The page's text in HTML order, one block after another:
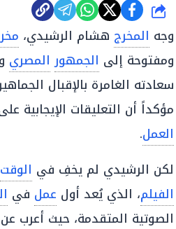
شارك
وجه المخرج هشام الرشيدي،
ومفتوحة إلى الجمهور المصري
سعادته الغامرة بالإقبال
مؤكداً أن التعليقات الإيجابية
العمل.
لكن الرشيدي لم يخفِ في الوقت
الفيلم، الذي يُعد أول عمل في
الصوتية المتقدمة، حيث أعرب